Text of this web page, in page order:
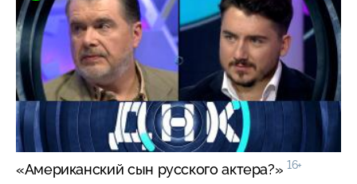
«Американский сын русского актера?» 16+